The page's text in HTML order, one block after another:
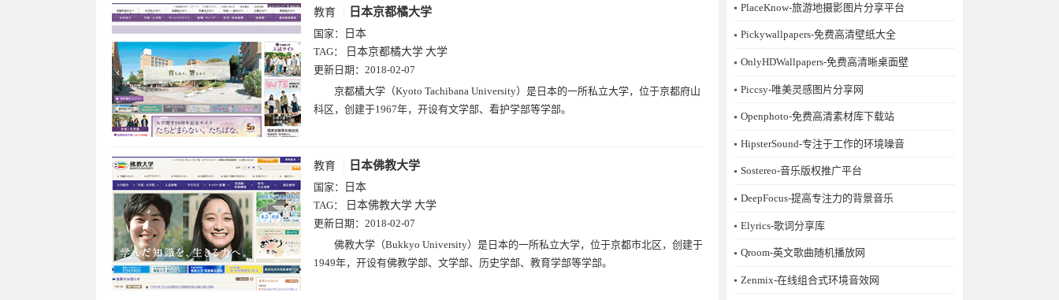
教育 日本京都橘大学
国家：
日本
TAG：
日本京都橘大学 大学
更新日期： 2018-02-07
京都橘大学（Kyoto Tachibana University）是日本的一所私立大学，位于京都府山
科区，创建于1967年，开设有文学部、看护学部等学部。
教育 日本佛教大学
国家：
日本
TAG：
日本佛教大学 大学
更新日期： 2018-02-07
佛教大学（Bukkyo University）是日本的一所私立大学，位于京都市北区，创建于
1949年，开设有佛教学部、文学部、历史学部、教育学部等学部。
PlaceKnow-旅游地摄影图片分享平台
Pickywallpapers-免费高清壁纸大全
OnlyHDWallpapers-免费高清晰桌面壁
Piccsy-唯美灵感图片分享网
Openphoto-免费高清素材库下载站
HipsterSound-专注于工作的环境噪音
Sostereo-音乐版权推广平台
DeepFocus-提高专注力的背景音乐
Elyrics-歌词分享库
Qroom-英文歌曲随机播放网
Zenmix-在线组合式环境音效网